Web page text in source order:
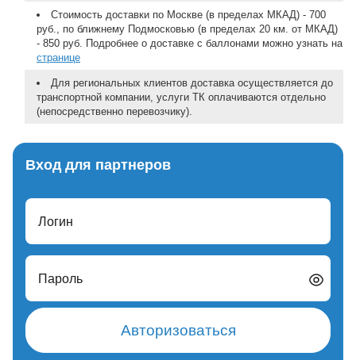
Стоимость доставки по Москве (в пределах МКАД) - 700
руб., по ближнему Подмосковью (в пределах 20 км. от МКАД)
- 850 руб. Подробнее о доставке с баллонами можно узнать на
странице
Для региональных клиентов доставка осуществляется до
транспортной компании, услуги ТК оплачиваются отдельно
(непосредственно перевозчику).
Вход для партнеров
Логин
Пароль
Авторизоваться